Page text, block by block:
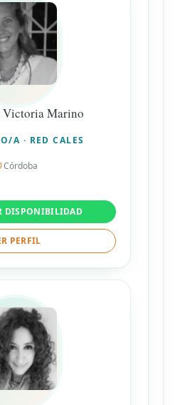
Marino
A · RED CALES
Córdoba
DISPONIBILIDAD
PERFIL